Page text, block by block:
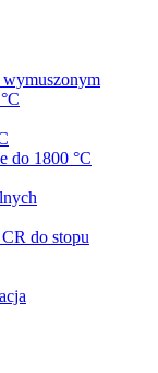
wymuszonym
do 1800 °C
do stopu